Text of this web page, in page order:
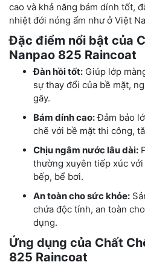
cao và khả năng bám dính tốt,
nhiệt đới nóng ẩm như ở Việt
Đặc điểm nổi bật của
Nanpao 825 Raincoat
Đàn hồi tốt: Giúp lớp
sự thay đổi của bề mặt,
gãy.
Bám dính cao:Đảm bảo
chẽ với bề mặt thi công,
Chịu ngâm nước lâu dài:
thường xuyên tiếp xúc
bếp, bể bơi.
An toàn cho sức khỏe:
chứa độc tính, an toàn
dụng.
Ứng dụng của Chất
825 Raincoat